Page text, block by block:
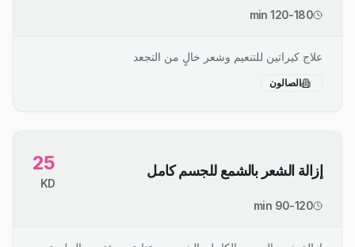
120-180 min
علاج كيراتين للتنعيم وشعر خالٍ من التجعد
الصالون
إزالة الشعر بالشمع للجسم كامل 25
KD
90-120 min